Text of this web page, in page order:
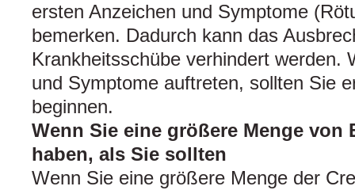
ersten Anzeichen und Symptome
bemerken. Dadurch kann das
Krankheitsschübe verhindert werden.
und Symptome auftreten, sollten Sie
beginnen.
Wenn Sie eine größere Menge von
haben, als Sie sollten
Wenn Sie eine größere Menge der